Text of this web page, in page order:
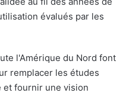
évalués par les
l'Amérique du Nord font
remplacer les études
et fournir une vision